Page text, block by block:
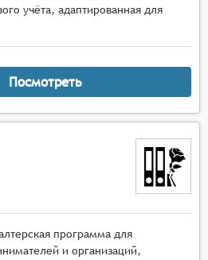
учёта, адаптированная для
Посмотреть
программа для
и организаций,